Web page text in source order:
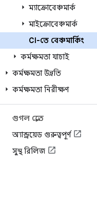
ম্যাক্রোবেঞ্চমার্ক
মাইক্রোবেঞ্চমার্ক
CI-তে বেঞ্চমার্কিং
কর্মক্ষমতা যাচাই
কর্মক্ষমতা উন্নতি
কর্মক্ষমতা নিরীক্ষণ
গুগল প্লেতে
অ্যান্ড্রয়েড গুরুত্বপূর্ণ
সুস্থ রিলিজ